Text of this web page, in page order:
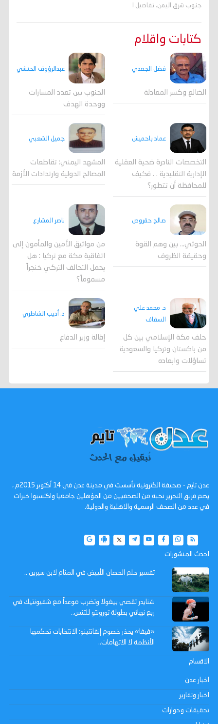
جنوب شرق اليمن. تفاصيل ا
كتابات واقلام
فضل الجعدي
الضالع وكسر المعادلة
عبدالرؤوف الحنشي
الجنوب بين تعدد المسارات
ووحدة الهدف
عماد باحميش
التخصصات النادرة ضحية العقلية
الإدارية التقليدية . . فكيف
للمحافظة أن تتطور؟
جميل الشعبي
المشهد اليمني: تقاطعات
المصالح الدولية وارتدادات الأزمة
صالح حقروص
الحوثي... بين وهم القوة
وحقيقة الظروف
ناصر المشارع
من مواثيق الأمين والمأمون إلى
اتفاقية مكة مع تركيا : هل
يحمل التحالف التركي خنجراً
مسموماً؟
د. محمد علي
السقاف
حلف مكة الإسلامي بين كل
من باكستان وتركيا والسعودية
تساؤلات وابعاده
د. أديب الشاطري
إقالة وزير الدفاع
عدن تايم - صحيفة الكترونية تأسست في مدينة عدن في 14 أكتوبر 2015م ،
يضم فريق التحرير نخبة من الصحفيين من المؤهلين جامعيا واكتسبوا خبرات
في عدد من الصحف الرسمية والاهلية والدولية.
احدث المنشورات
تفسير حلم الحصان الأبيض في المنام لابن سيرين ..
شنايدر تقصي بيغولا وتضرب موعداً مع شفيونتيك في
ربع نهائي بطولة تورونتو للتنس..
«فيفا» يحذر خصوم إنفانتينو: الانتخابات تحكمها
الأنظمة لا الاتهامات..
الاقسام
اخبار عدن
اخبار وتقارير
تحقيقات وحوارات